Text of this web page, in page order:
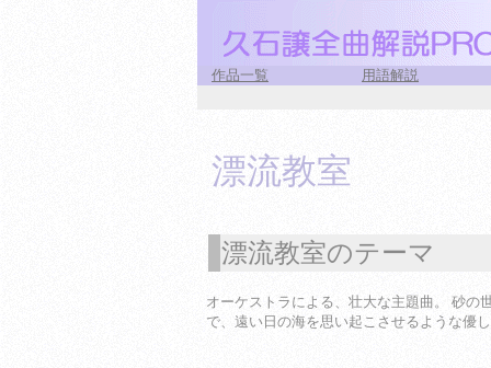
作品一覧 用語解説
漂流教室
漂流教室のテーマ
オーケストラによる、壮大な主題曲。 砂の
で、遠い日の海を思い起こさせるような優